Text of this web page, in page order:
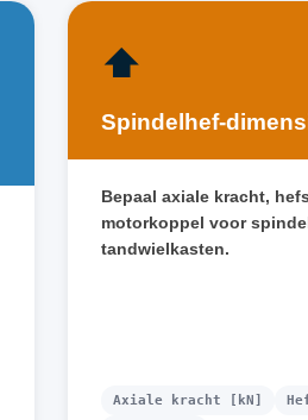
⬆️
Spindelhef-
Bepaal axiale kracht,
motorkoppel voor
tandwielkasten.
Axiale kracht [kN]